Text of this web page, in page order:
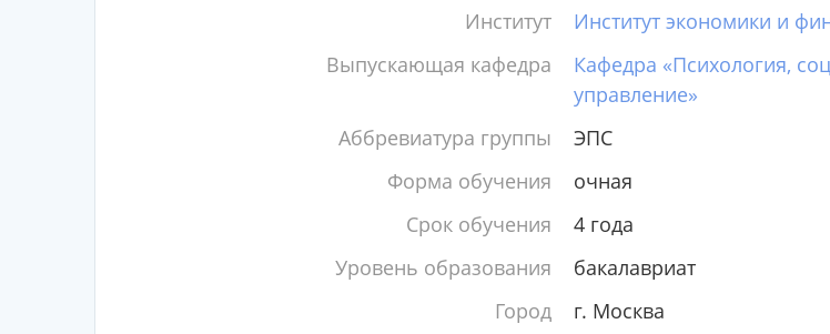
Институт
Институт экономики и
Выпускающая кафедра
Кафедра «Психология,
управление»
Аббревиатура группы
ЭПС
Форма обучения
очная
Срок обучения
4 года
Уровень образования
бакалавриат
Город
г. Москва